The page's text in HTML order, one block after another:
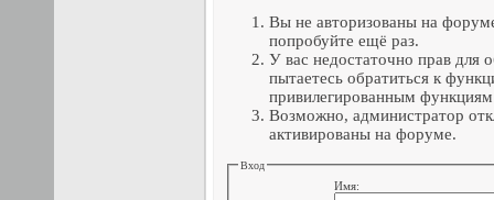
Вы не авторизованы на
попробуйте ещё раз.
У вас недостаточно прав для
пытаетесь обратиться к
привилегированным
Возможно, администратор
активированы на форуме.
Вход
Имя: